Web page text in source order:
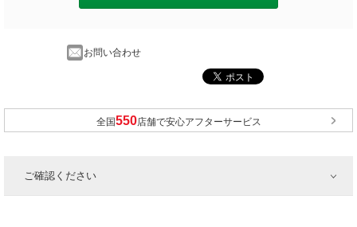
お問い合わせ
全国 店舗で安心アフターサービス
ご確認ください